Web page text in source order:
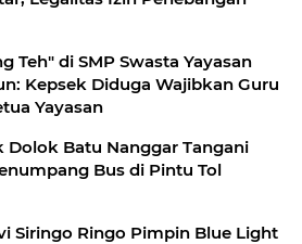
Teh" di SMP Swasta Yayasan
Kepsek Diduga Wajibkan Guru
Yayasan
Dolok Batu Nanggar Tangani
Bus di Pintu Tol
Siringo Ringo Pimpin Blue Light